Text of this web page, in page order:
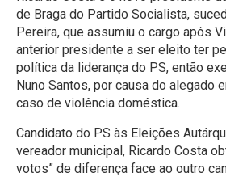
de Braga do Partido Socialista,
Pereira, que assumiu o cargo após
anterior presidente a ser eleito ter
política da liderança do PS, então
Nuno Santos, por causa do alegado
caso de violência doméstica.
Candidato do PS às Eleições
vereador municipal, Ricardo Costa
votos” de diferença face ao outro